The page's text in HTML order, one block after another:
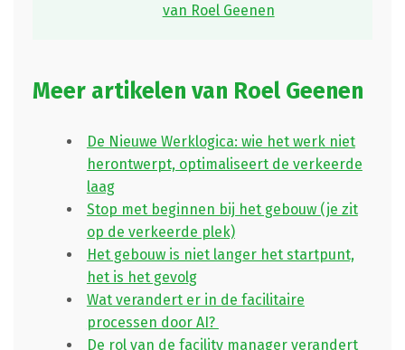
van Roel Geenen
Meer artikelen van Roel Geenen
De Nieuwe Werklogica: wie het werk niet
herontwerpt, optimaliseert de verkeerde
laag
Stop met beginnen bij het gebouw (je zit
op de verkeerde plek)
Het gebouw is niet langer het startpunt,
het is het gevolg
Wat verandert er in de facilitaire
processen door AI?
De rol van de facility manager verandert